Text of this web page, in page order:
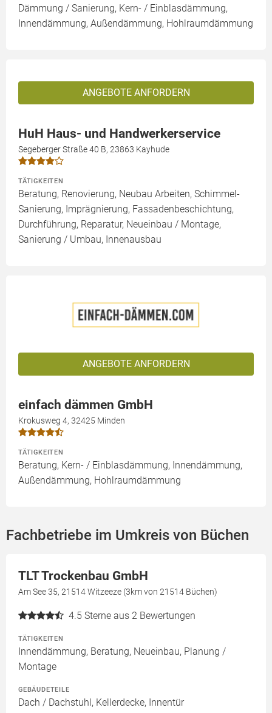
Dämmung / Sanierung, Kern- / Einblasdämmung,
Innendämmung, Außendämmung, Hohlraumdämmung
ANGEBOTE ANFORDERN
HuH Haus- und Handwerkerservice
Segeberger Straße 40 B, 23863 Kayhude
TÄTIGKEITEN
Beratung, Renovierung, Neubau Arbeiten, Schimmel-
Sanierung, Imprägnierung, Fassadenbeschichtung,
Durchführung, Reparatur, Neueinbau / Montage,
Sanierung / Umbau, Innenausbau
ANGEBOTE ANFORDERN
einfach dämmen GmbH
Krokusweg 4, 32425 Minden
TÄTIGKEITEN
Beratung, Kern- / Einblasdämmung, Innendämmung,
Außendämmung, Hohlraumdämmung
Fachbetriebe im Umkreis von Büchen
TLT Trockenbau GmbH
Am See 35, 21514 Witzeeze (3km von 21514 Büchen)
4.5 Sterne aus 2 Bewertungen
TÄTIGKEITEN
Innendämmung, Beratung, Neueinbau, Planung /
Montage
GEBÄUDETEILE
Dach / Dachstuhl, Kellerdecke, Innentür